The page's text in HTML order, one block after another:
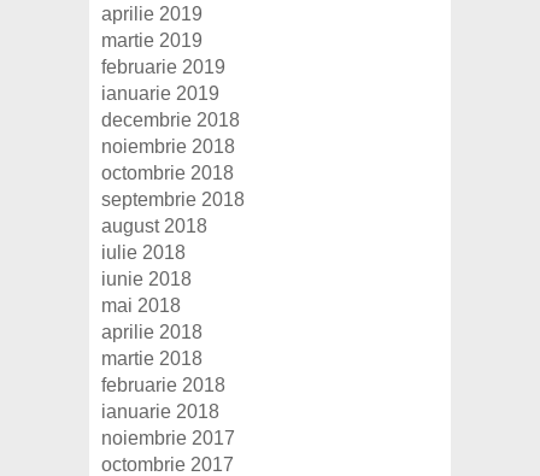
aprilie 2019
martie 2019
februarie 2019
ianuarie 2019
decembrie 2018
noiembrie 2018
octombrie 2018
septembrie 2018
august 2018
iulie 2018
iunie 2018
mai 2018
aprilie 2018
martie 2018
februarie 2018
ianuarie 2018
noiembrie 2017
octombrie 2017